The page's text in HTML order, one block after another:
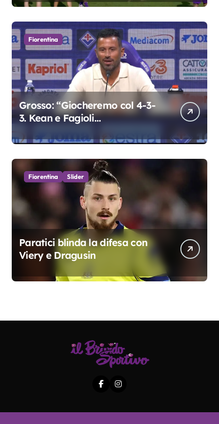
Fiorentina
Grosso: “Giocheremo col 4-3-
3. Kean e Fagioli
colpo”
Fiorentina Slider
Paratici blinda la difesa con
Viery e Dragusin